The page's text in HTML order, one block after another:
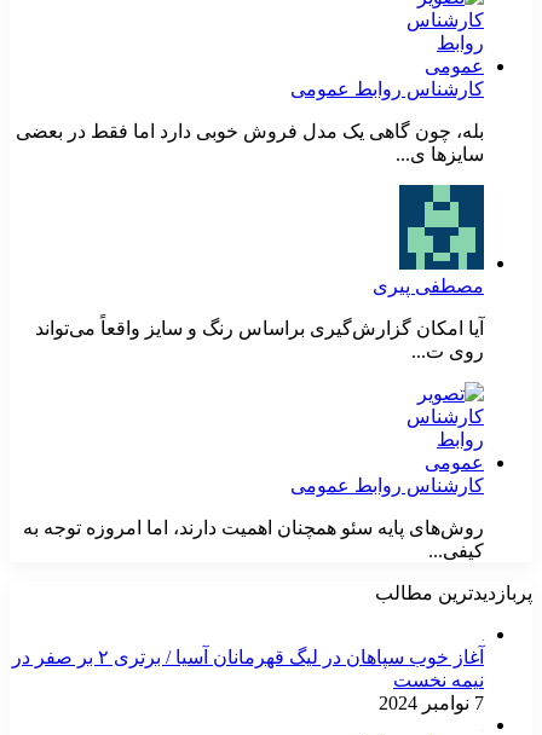
کارشناس روابط عمومی
بله، چون گاهی یک مدل فروش خوبی دارد اما فقط در بعضی
سایزها ی...
مصطفی پیری
آیا امکان گزارش‌گیری براساس رنگ و سایز واقعاً می‌تواند
روی ت...
کارشناس روابط عمومی
روش‌های پایه سئو همچنان اهمیت دارند، اما امروزه توجه به
کیفی...
پربازدیدترین مطالب
آغاز خوب سپاهان در لیگ قهرمانان آسیا / برتری ۲ بر صفر در
نیمه نخست
7 نوامبر 2024